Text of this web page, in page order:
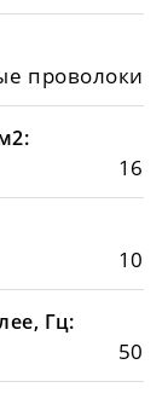
проволоки
16
10
Гц:
50